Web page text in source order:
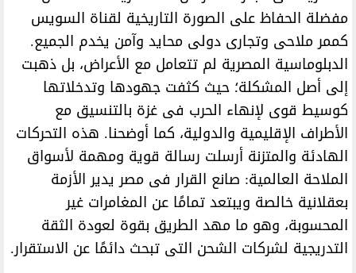
مفضلة الحفاظ على الصورة التاريخية لقناة السويس
كممر ملاحى وتجارى دولى محايد وآمن يخدم الجميع.
الدبلوماسية المصرية لم تتعامل مع الأعراض، بل ذهبت
إلى أصل المشكلة؛ حيث كثفت جهودها وتدخلاتها
كوسيط قوى لإنهاء الحرب فى غزة بالتنسيق مع
الأطراف الإقليمية والدولية، كما أوضحنا. هذه التحركات
الهادئة والمتزنة أرسلت رسالة قوية ومهمة لأسواق
الملاحة العالمية: صانع القرار فى مصر يدير الأزمة
بعقلانية خالصة ويبتعد تمامًا عن المغامرات غير
المحسوبة، وهو ما مهد الطريق بقوة لعودة الثقة
التدريجية لشركات الشحن التى تبحث دائمًا عن الاستقرار.